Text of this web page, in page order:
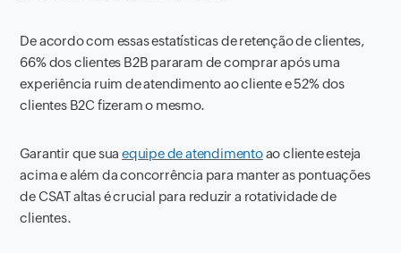
De acordo com essas estatísticas de retenção de clientes,
66% dos clientes B2B pararam de comprar após uma
experiência ruim de atendimento ao cliente e 52% dos
clientes B2C fizeram o mesmo.
Garantir que suaequipe de atendimentoao cliente esteja
acima e além da concorrência para manter as pontuações
de CSAT altas é crucial para reduzir a rotatividade de
clientes.